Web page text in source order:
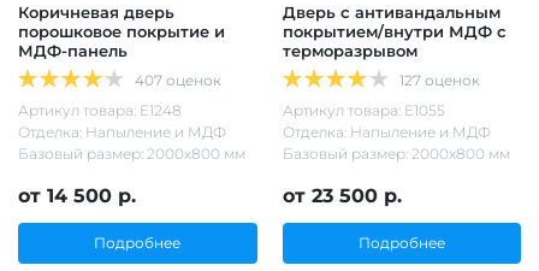
Коричневая дверь
порошковое покрытие и
МДФ-панель
407 оценок
Артикул товара: Е1248
Отделка: Напыление и МДФ
Базовый размер: 2000х800 мм
от 14 500 р.
Подробнее
Дверь с антивандальным
покрытием/внутри МДФ с
терморазрывом
127 оценок
Артикул товара: Е1055
Отделка: Напыление и МДФ
Базовый размер: 2000х800 мм
от 23 500 р.
Подробнее